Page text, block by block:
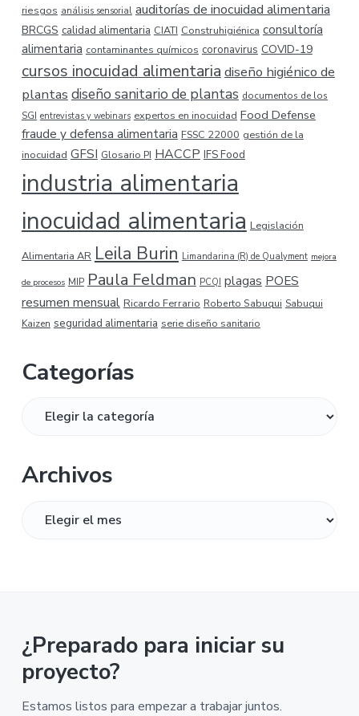
riesgos análisis sensorial auditorías de inocuidad alimentaria
BRCGS calidad alimentaria CIATI Construhigiénica consultoría
alimentaria contaminantes químicos coronavirus COVID-19
cursos inocuidad alimentariadiseño higiénico de
plantas diseño sanitario de plantas documentos de los
SGI entrevistas y webinars expertos en inocuidad Food Defense
fraude y defensa alimentaria FSSC 22000 gestión de la
inocuidad GFSI Glosario PI HACCP IFS Food
industria alimentaria
inocuidad alimentaria Legislación
Alimentaria AR Leila Burin Limandarina (R) de Qualyment mejora
de procesos MIP Paula Feldman PCQI plagas POES
resumen mensual Ricardo Ferrario Roberto Sabuqui Sabuqui
Kaizen seguridad alimentaria serie diseño sanitario
Categorías
Archivos
¿Preparado para iniciar su
proyecto?
Estamos listos para empezar a trabajar juntos.